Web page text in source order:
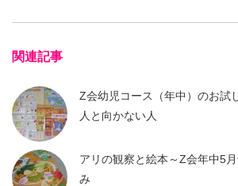
関連記事
Z会幼児コース（年中）のお試
人と向かない人
アリの観察と絵本～Z会年中5
み